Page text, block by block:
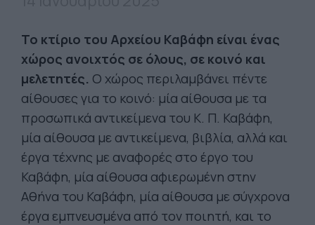
Το κτίριο του Αρχείου Καβάφη είναι ένας
χώρος ανοιχτός σε όλους, σε κοινό και
μελετητές. Ο χώρος περιλαμβάνει πέντε
αίθουσες για το κοινό: μία αίθουσα με τα
προσωπικά αντικείμενα του Κ. Π. Καβάφη,
μία αίθουσα με αντικείμενα, βιβλία, αλλά και
έργα τέχνης με αναφορές στο έργο του
Καβάφη, μία αίθουσα αφιερωμένη στην
Αθήνα του Καβάφη, μία αίθουσα με σύγχρονα
έργα εμπνευσμένα από τον ποιητή, και το